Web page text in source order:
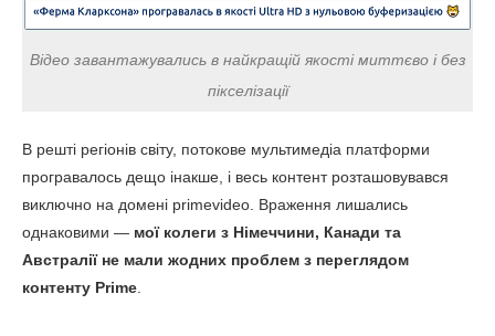
Відео завантажувались в найкращій якості миттєво і без
пікселізації
В решті регіонів світу, потокове мультимедіа платформи
програвалось дещо інакше, і весь контент розташовувався
виключно на домені primevideo. Враження лишались
однаковими — мої колеги з Німеччини, Канади та
Австралії не мали жодних проблем з переглядом
контенту Prime